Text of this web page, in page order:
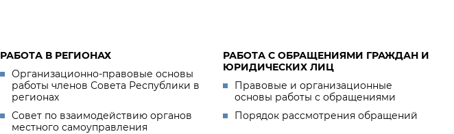
РАБОТА В РЕГИОНАХ
Организационно-правовые основы
работы членов Совета Республики в
регионах
Совет по взаимодействию органов
местного самоуправления
РАБОТА С ОБРАЩЕНИЯМИ ГРАЖДАН И
ЮРИДИЧЕСКИХ ЛИЦ
Правовые и организационные
основы работы с обращениями
Порядок рассмотрения обращений